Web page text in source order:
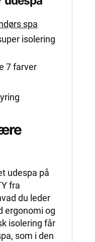
spa
isolering
7 farver
udespa på
fra
du leder
ergonomi og
isolering får
som i den